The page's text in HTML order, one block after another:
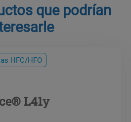
que podrían
HFC/HFO
L41y